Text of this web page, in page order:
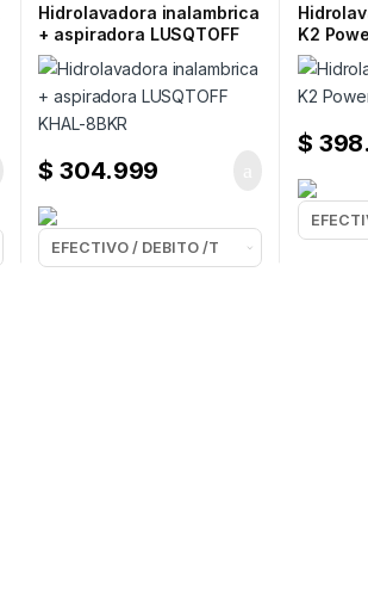
Hidrolavadora inalambrica
+ aspiradora LUSQTOFF
KHAL-8BKR
$ 304.999
K2
$